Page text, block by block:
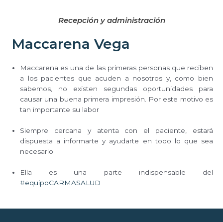
Recepción y administración
Maccarena Vega
Maccarena es una de las primeras personas que reciben
a los pacientes que acuden a nosotros y, como bien
sabemos, no existen segundas oportunidades para
causar una buena primera impresión. Por este motivo es
tan importante su labor⠀
Siempre cercana y atenta con el paciente, estará
dispuesta a informarte y ayudarte en todo lo que sea
necesario
Ella es una parte indispensable del
#equipoCARMASALUD